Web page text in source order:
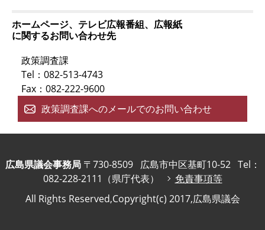
ホームページ、テレビ広報番組、広報紙
に関するお問い合わせ先
政策調査課
Tel：082-513-4743
Fax：082-222-9600
政策調査課へのメールでのお問い合わせ
広島県議会事務局 〒730-8509 広島市中区基町10-52 Tel：
082-228-2111（県庁代表）
免責事項等
All Rights Reserved,Copyright(c) 2017,広島県議会